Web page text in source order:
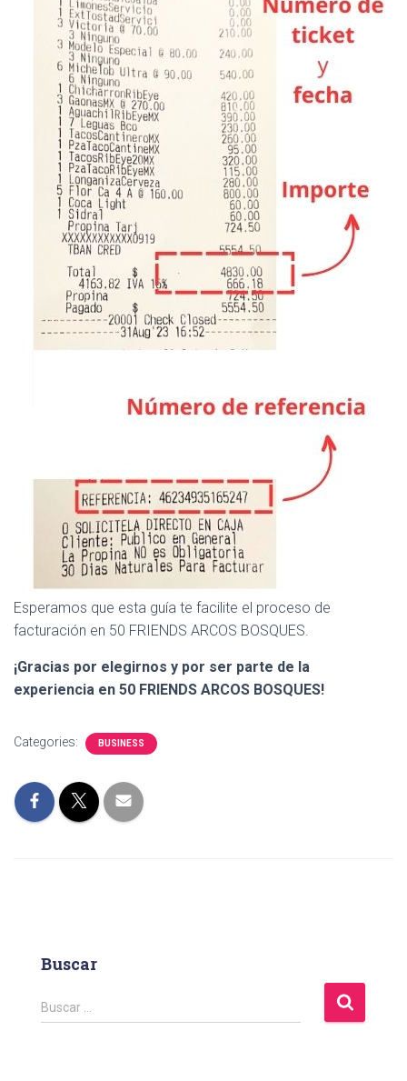
Esperamos que esta guía te facilite el proceso de
facturación en 50 FRIENDS ARCOS BOSQUES.
¡Gracias por elegirnos y por ser parte de la
experiencia en 50 FRIENDS ARCOS BOSQUES!
Categories: BUSINESS
Buscar
B
u
Buscar …